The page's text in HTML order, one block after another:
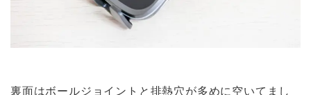
裏面はボールジョイントと排熱穴が多めに空いてまし